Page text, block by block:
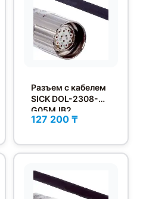
Разъем с кабелем
SICK DOL-2308-
G05MJB2
127 200 ₸